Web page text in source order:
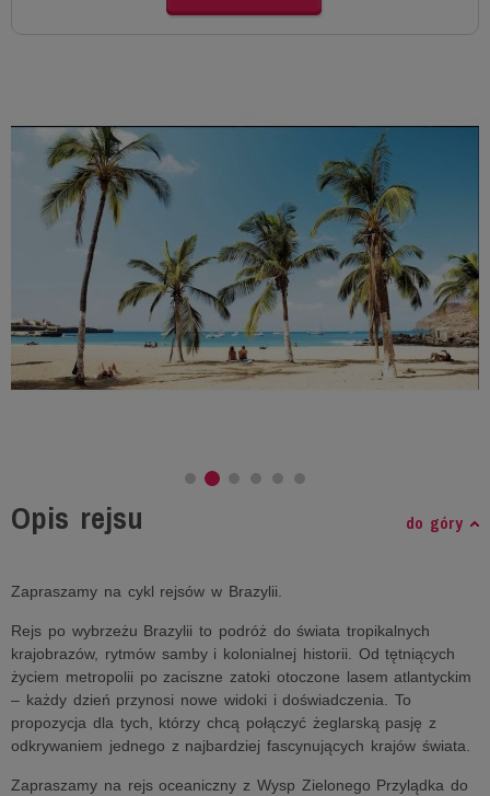
Opis rejsu do góry
Zapraszamy na cykl rejsów w Brazylii.
Rejs po wybrzeżu Brazylii to podróż do świata tropikalnych
krajobrazów, rytmów samby i kolonialnej historii. Od tętniących
życiem metropolii po zaciszne zatoki otoczone lasem atlantyckim
– każdy dzień przynosi nowe widoki i doświadczenia. To
propozycja dla tych, którzy chcą połączyć żeglarską pasję z
odkrywaniem jednego z najbardziej fascynujących krajów świata.
Zapraszamy na rejs oceaniczny z Wysp Zielonego Przylądka do